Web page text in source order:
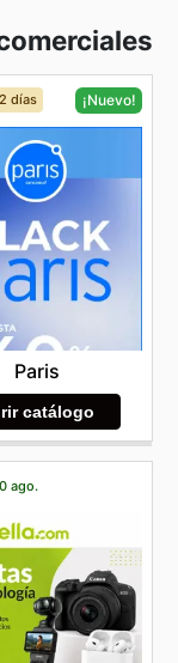
días ¡Nuevo!
Paris
catálogo
ago.